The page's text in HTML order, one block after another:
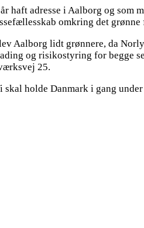
haft adresse i Aalborg og
omkring det
Aalborg lidt grønnere, da
og risikostyring for begge
25.